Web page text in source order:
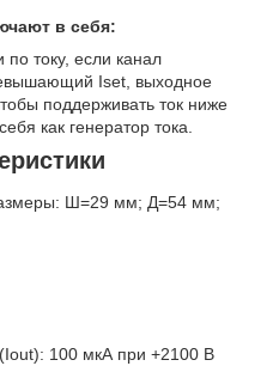
в себя:
току, если канал
Iset, выходное
поддерживать ток ниже
как генератор тока.
Ш=29 мм; Д=54 мм;
100 мкА при +2100 В